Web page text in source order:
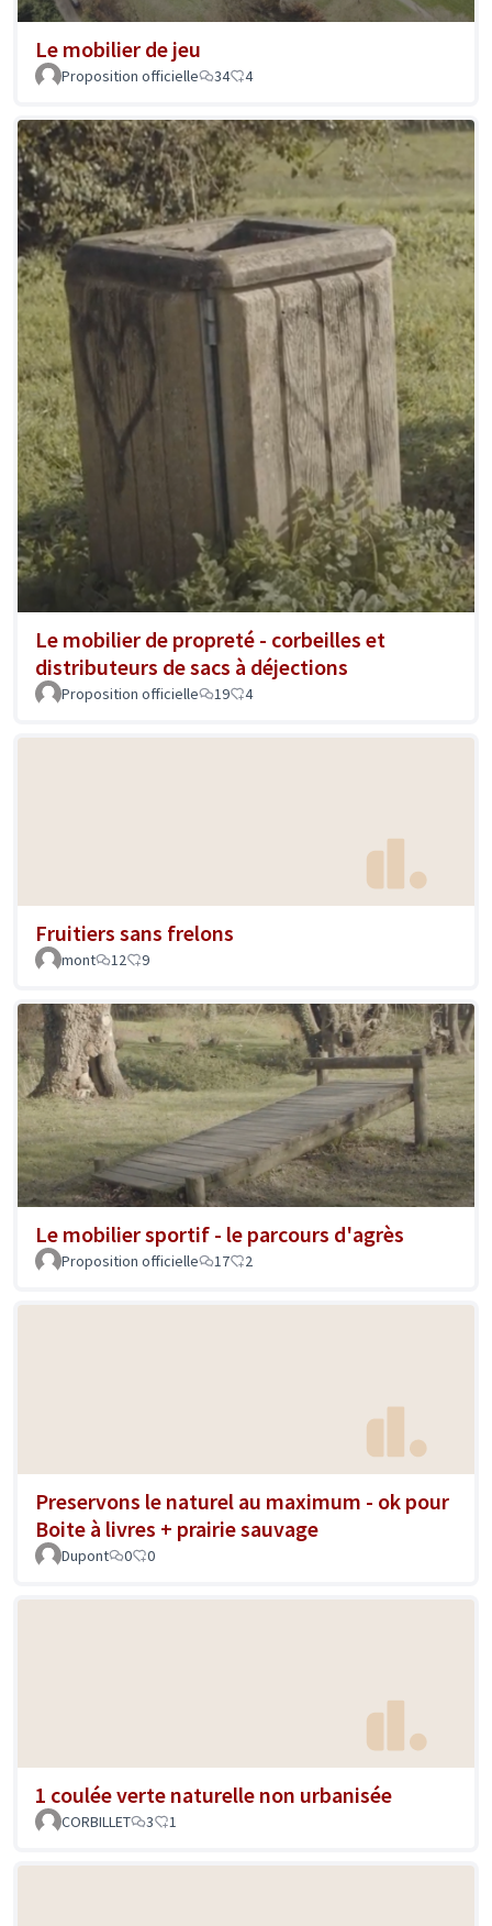
Le mobilier de jeu
Proposition officielle 34 4
Le mobilier de propreté - corbeilles et
distributeurs de sacs à déjections
Proposition officielle 19 4
Fruitiers sans frelons
mont 12 9
Le mobilier sportif - le parcours d'agrès
Proposition officielle 17 2
Preservons le naturel au maximum - ok pour
Boite à livres + prairie sauvage
Dupont 0 0
1 coulée verte naturelle non urbanisée
CORBILLET 3 1